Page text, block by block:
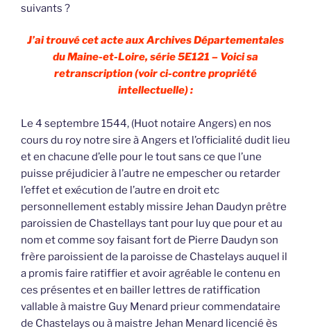
suivants ?
J’ai trouvé cet acte aux Archives Départementales
du Maine-et-Loire, série 5E121 – Voici sa
retranscription (voir ci-contre propriété
intellectuelle) :
Le 4 septembre 1544, (Huot notaire Angers) en nos
cours du roy notre sire à Angers et l’officialité dudit lieu
et en chacune d’elle pour le tout sans ce que l’une
puisse préjudicier à l’autre ne empescher ou retarder
l’effet et exécution de l’autre en droit etc
personnellement estably missire Jehan Daudyn prêtre
paroissien de Chastellays tant pour luy que pour et au
nom et comme soy faisant fort de Pierre Daudyn son
frère paroissient de la paroisse de Chastelays auquel il
a promis faire ratiffier et avoir agréable le contenu en
ces présentes et en bailler lettres de ratiffication
vallable à maistre Guy Menard prieur commendataire
de Chastelays ou à maistre Jehan Menard licencié ès